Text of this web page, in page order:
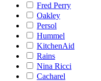
Fred Perry
Oakley
Persol
Hummel
KitchenAid
Rains
Nina Ricci
Cacharel